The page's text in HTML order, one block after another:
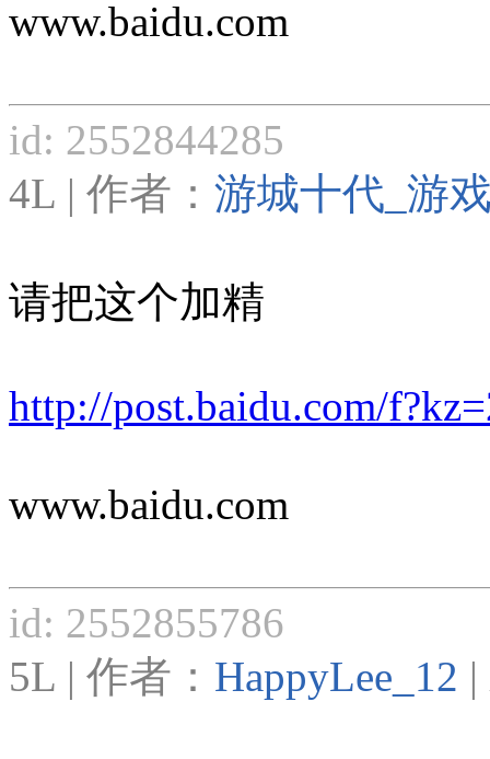
www.baidu.com
id: 2552844285
4L | 作者： 游城十代_游
请把这个加精
http://post.baidu.com/
www.baidu.com
id: 2552855786
5L | 作者： HappyLee_12